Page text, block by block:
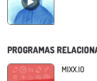
PROGRAMAS
MIXX.IO